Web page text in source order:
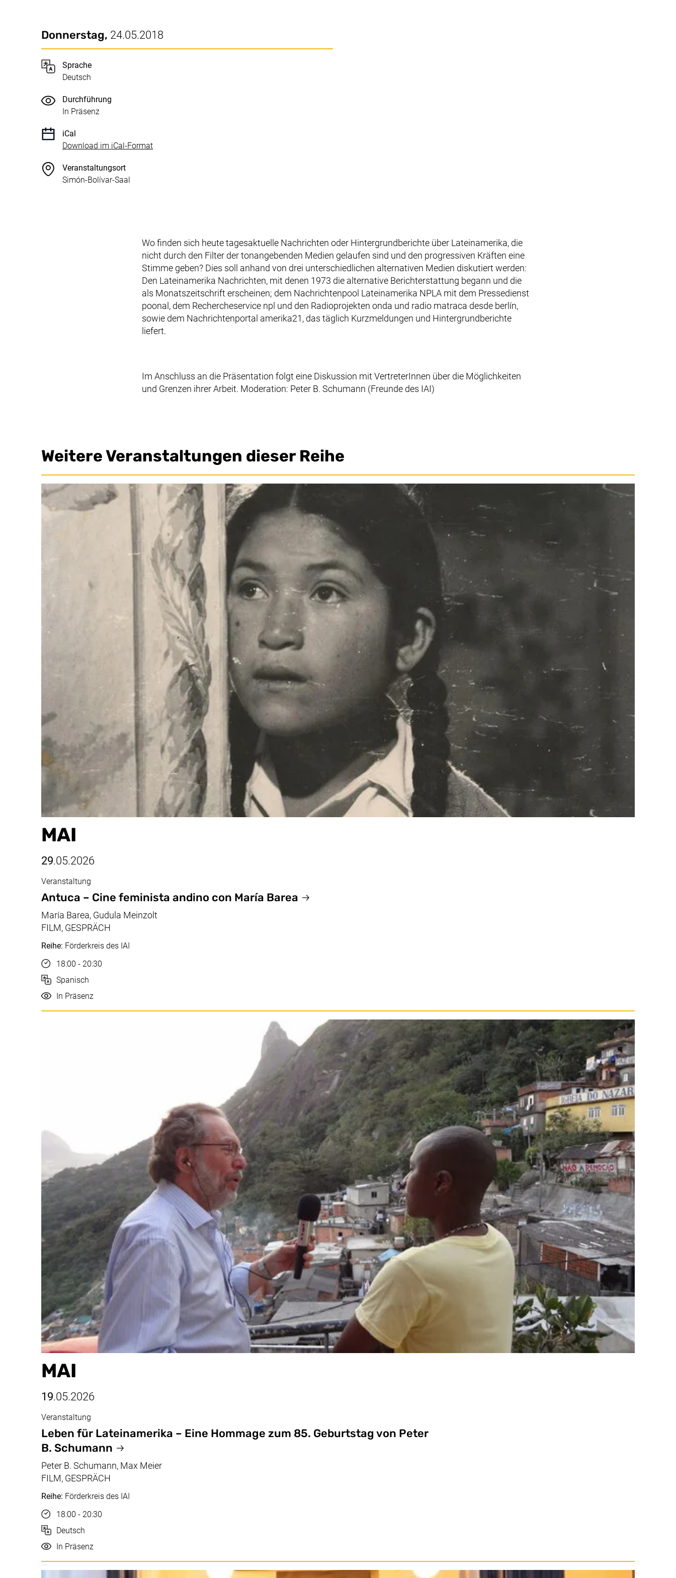
Wichtige Details
Datum / Dauer:
Donnerstag, 24.05.2018
Sprache
Deutsch
Durchführung
In Präsenz
iCal
Download im iCal-Format, 1 KB (öffnet neues Fenster)
Veranstaltungsort
Simón-Bolívar-Saal
Wo finden sich heute tagesaktuelle Nachrichten oder Hintergrundberichte über Lateinamerika, die
nicht durch den Filter der tonangebenden Medien gelaufen sind und den progressiven Kräften eine
Stimme geben? Dies soll anhand von drei unterschiedlichen alternativen Medien diskutiert werden:
Den Lateinamerika Nachrichten, mit denen 1973 die alternative Berichterstattung begann und die
als Monatszeitschrift erscheinen; dem Nachrichtenpool Lateinamerika NPLA mit dem Pressedienst
poonal, dem Rechercheservice npl und den Radioprojekten onda und radio matraca desde berlín,
sowie dem Nachrichtenportal amerika21, das täglich Kurzmeldungen und Hintergrundberichte
liefert.
Im Anschluss an die Präsentation folgt eine Diskussion mit VertreterInnen über die Möglichkeiten
und Grenzen ihrer Arbeit. Moderation: Peter B. Schumann (Freunde des IAI)
Weitere Veranstaltungen dieser Reihe
MAI
29.05.2026
Mai, 29.05.2026
Antuca – Cine feminista andino con María Barea
Veranstaltung
María Barea, Gudula Meinzolt
FILM, GESPRÄCH
Reihe: Förderkreis des IAI
Uhrzeit
18:00 - 20:30
Sprache
Spanisch
Durchführung
In Präsenz
MAI
19.05.2026
Mai, 19.05.2026
Leben für Lateinamerika – Eine Hommage zum 85. Geburtstag von Peter
B. Schumann
Veranstaltung
Peter B. Schumann, Max Meier
FILM, GESPRÄCH
Reihe: Förderkreis des IAI
Uhrzeit
18:00 - 20:30
Sprache
Deutsch
Durchführung
In Präsenz